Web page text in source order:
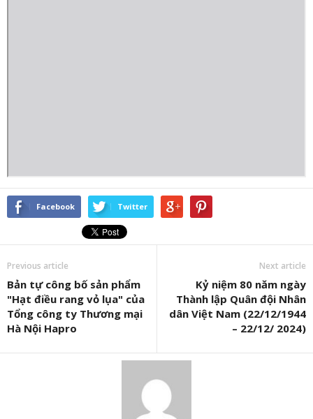
Facebook Twitter
Previous article
Bản tự công bố sản phẩm
"Hạt điều rang vỏ lụa" của
Tổng công ty Thương mại
Hà Nội Hapro
Next article
Kỷ niệm 80 năm ngày
Thành lập Quân đội Nhân
dân Việt Nam (22/12/1944
– 22/12/ 2024)